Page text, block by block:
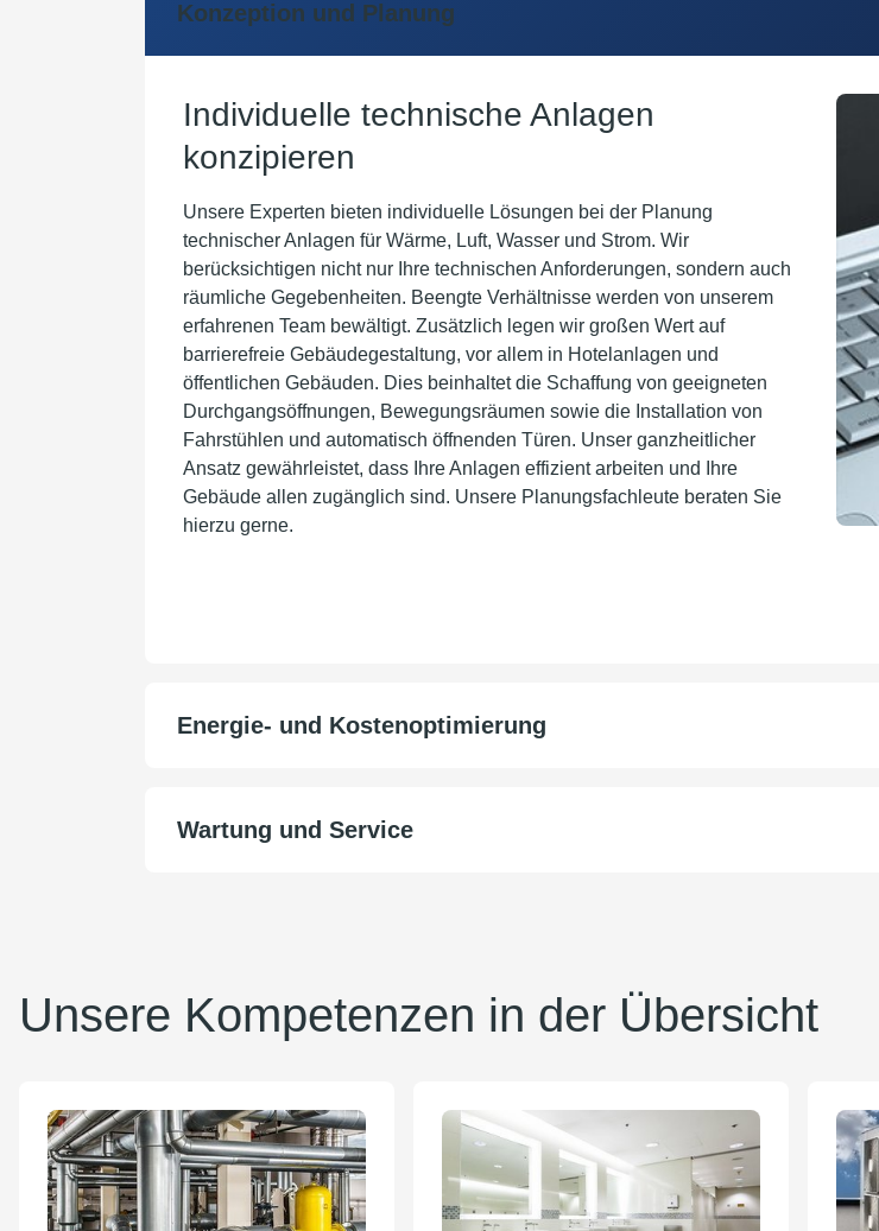
Konzeption und Planung
Individuelle technische Anlagen
konzipieren
Unsere Experten bieten individuelle Lösungen bei der Planung
technischer Anlagen für Wärme, Luft, Wasser und Strom. Wir
berücksichtigen nicht nur Ihre technischen Anforderungen, sondern auch
räumliche Gegebenheiten. Beengte Verhältnisse werden von unserem
erfahrenen Team bewältigt. Zusätzlich legen wir großen Wert auf
barrierefreie Gebäudegestaltung, vor allem in Hotelanlagen und
öffentlichen Gebäuden. Dies beinhaltet die Schaffung von geeigneten
Durchgangsöffnungen, Bewegungsräumen sowie die Installation von
Fahrstühlen und automatisch öffnenden Türen. Unser ganzheitlicher
Ansatz gewährleistet, dass Ihre Anlagen effizient arbeiten und Ihre
Gebäude allen zugänglich sind. Unsere Planungsfachleute beraten Sie
hierzu gerne.
Energie- und Kostenoptimierung
Wartung und Service
Unsere Kompetenzen in der Übersicht